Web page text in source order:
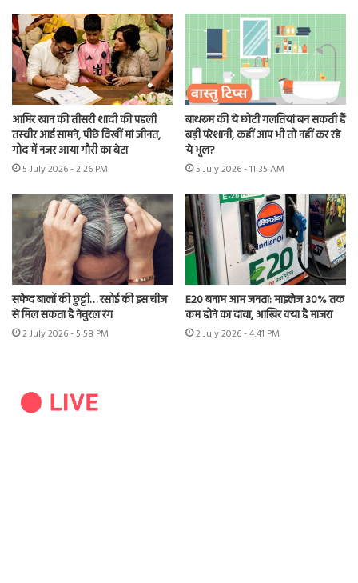
आमिर खान की तीसरी शादी की पहली
तस्वीर आई सामने, पीछे दिखीं मां जीनत,
गोद में नजर आया गौरी का बेटा
5 July 2026 - 2:26 PM
बाथरूम की ये छोटी गलतियां बन सकती हैं
बड़ी परेशानी, कहीं आप भी तो नहीं कर रहे
ये भूल?
5 July 2026 - 11:35 AM
सफेद बालों की छुट्टी… रसोई की इस चीज
से मिल सकता है नेचुरल रंग
2 July 2026 - 5:58 PM
E20 बनाम आम जनता: माइलेज 30% तक
कम होने का दावा, आखिर क्या है माजरा
2 July 2026 - 4:41 PM